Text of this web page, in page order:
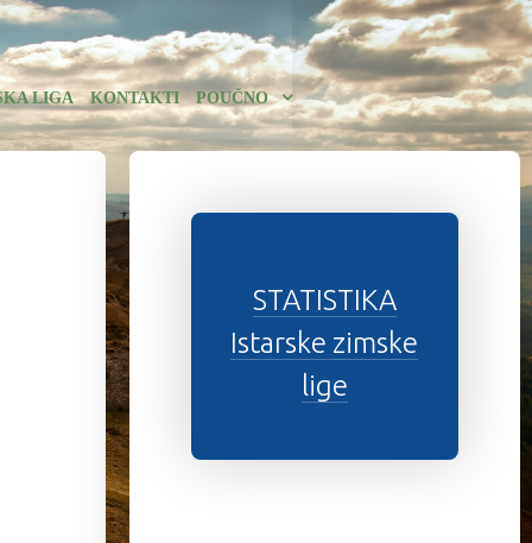
LIGA KONTAKTI POUČNO
STATISTIKA
Istarske zimske
lige